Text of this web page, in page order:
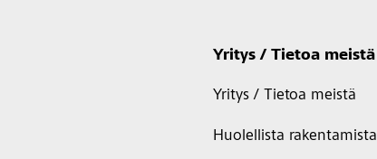
Yritys / Tietoa meistä
Yritys / Tietoa meistä
Huolellista rakentamista